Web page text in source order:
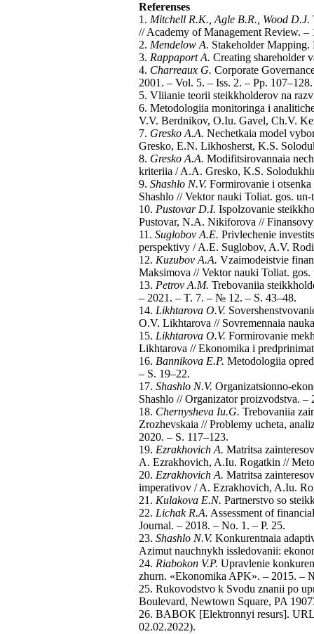
Referenses
1. Mitchell R.K., Agle B.R., Wood D.J.
// Academy of Management Review.
2. Mendelow A. Stakeholder Mapping.
3. Rappaport A. Creating shareholder
4. Charreaux G. Corporate
2001. – Vol. 5. – Iss. 2. – Рp. 107–128.
5. Vliianie teorii steikkholderov na
6. Metodologiia monitoringa i
V.V. Berdnikov, O.Iu. Gavel, Ch.V.
7. Gresko A.A. Nechetkaia model
Gresko, E.N. Likhosherst, K.S.
8. Gresko A.A. Modifitsirovannaia
kriteriia / A.A. Gresko, K.S.
9. Shashlo N.V. Formirovanie i
Shashlo // Vektor nauki Toliat. gos.
10. Pustovar D.I. Ispolzovanie
Pustovar, N.A. Nikiforova //
11. Suglobov A.E. Privlechenie
perspektivy / A.E. Suglobov, A.V.
12. Kuzubov A.A. Vzaimodeistvie
Maksimova // Vektor nauki Toliat.
13. Petrov A.M. Trebovaniia
– 2021. – T. 7. – № 12. – S. 43–48.
14. Likhtarova O.V.
O.V. Likhtarova // Sovremennaia
15. Likhtarova O.V. Formirovanie
Likhtarova // Ekonomika i
16. Bannikova E.P. Metodologiia
– S. 19–22.
17. Shashlo N.V. Organizatsionno-
Shashlo // Organizator proizvodstva.
18. Chernysheva Iu.G. Trebovaniia
Zrozhevskaia // Problemy ucheta,
2020. – S. 117–123.
19. Ezrakhovich A. Matritsa
A. Ezrakhovich, A.Iu. Rogatkin //
20. Ezrakhovich A. Matritsa
imperativov / A. Ezrakhovich, A.Iu.
21. Kulakova E.N. Partnerstvo so
22. Lichak R.A. Assessment of
Journal. – 2018. – No. 1. – P. 25.
23. Shashlo N.V. Konkurentnaia
Azimut nauchnykh issledovanii:
24. Riabokon V.P. Upravlenie
zhurn. «Ekonomika APK». – 2015. –
25. Rukovodstvo k Svodu znanii po
Boulevard, Newtown Square, PA
26. BABOK [Elektronnyi resurs]. URL:
02.02.2022).